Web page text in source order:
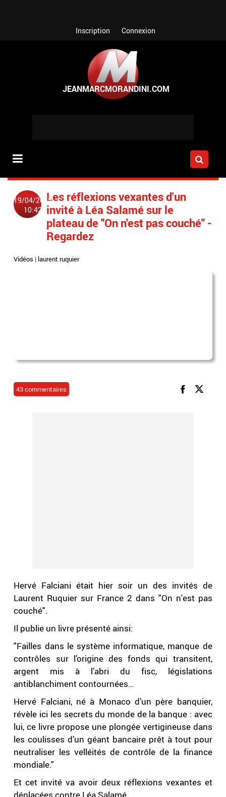
Inscription Connexion
19/04/2015
10:42
Les réflexions vexantes d'un
invité à Léa Salamé sur le
plateau de "On n'est pas couché" -
Regardez
Vidéos | laurent ruquier
43 commentaires
Hervé Falciani était hier soir un des invités de
Laurent Ruquier sur France 2 dans "On n'est pas
couché".
Il publie un livre présenté ainsi:
"Failles dans le système informatique, manque de
contrôles sur l’origine des fonds qui transitent,
argent mis à l’abri du fisc, législations
antiblanchiment contournées…
Hervé Falciani, né à Monaco d’un père banquier,
révèle ici les secrets du monde de la banque : avec
lui, ce livre propose une plongée vertigineuse dans
les coulisses d’un géant bancaire prêt à tout pour
neutraliser les velléités de contrôle de la finance
mondiale."
Et cet invité va avoir deux réflexions vexantes et